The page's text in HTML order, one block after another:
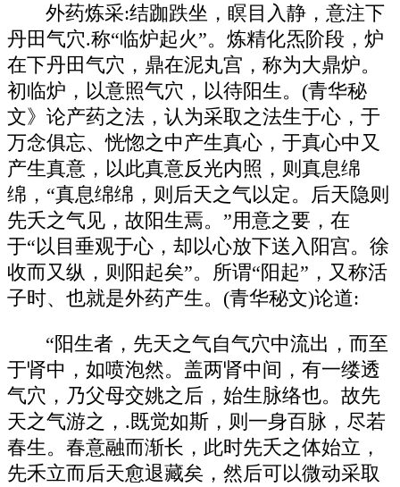
外药炼采:结跏跌坐，瞑目入静，意注下
丹田气穴.称“临炉起火”。炼精化炁阶段，炉
在下丹田气穴，鼎在泥丸宫，称为大鼎炉。
初临炉，以意照气穴，以待阳生。(青华秘
文》论产药之法，认为采取之法生于心，于
万念俱忘、恍惚之中产生真心，于真心中又
产生真意，以此真意反光内照，则真息绵
绵，“真息绵绵，则后天之气以定。后天隐则
先夭之气见，故阳生焉。”用意之要，在
于“以目垂观于心，却以心放下送入阳宫。徐
收而又纵，则阳起矣”。所谓“阳起”，又称活
子时、也就是外药产生。(青华秘文)论道:
“阳生者，先天之气自气穴中流出，而至
于肾中，如喷泡然。盖两肾中间，有一缕透
气穴，乃父母交姚之后，始生脉络也。故先
天之气游之，.既觉如斯，则一身百脉，尽若
春生。春意融而渐长，此时先夭之体始立，
先禾立而后天愈退藏矣，然后可以微动采取